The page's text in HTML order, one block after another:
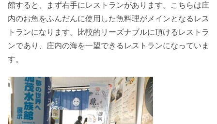
館すると、まず右手にレストランがあります。こちらは庄
内のお魚をふんだんに使用した魚料理がメインとなるレス
トランになります。比較的リーズナブルに頂けるレストラ
ンであり、庄内の海を一望できるレストランになっていま
す。